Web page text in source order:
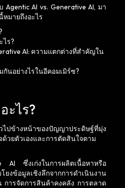
Agentic AI vs. Generative AI, มา
หมายถึงอะไร
ไร?
AI: ความแตกต่างที่สำคัญใน
กันอย่างไรในอีคอมเมิร์ซ?
ะไร?
ปข้างหน้าของปัญญาประดิษฐ์ที่มุ่ง
วยตัวเองและการตัดสินใจตาม
AI ซึ่งเก่งในการผลิตเนื้อหาหรือ
งข้อมูลเชิงลึกจากการดำเนินงาน
การจัดการสินค้าคงคลัง การตลาด